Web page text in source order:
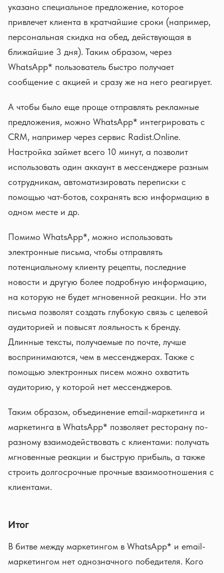
указано специальное предложение, которое
привлечет клиента в кратчайшие сроки (например,
персональная скидка на обед, действующая в
ближайшие 3 дня). Таким образом, через
WhatsApp* пользователь быстро получает
сообщение с акцией и сразу же на него реагирует.
А чтобы было еще проще отправлять рекламные
предложения, можно WhatsApp* интегрировать с
CRM, например через сервис Radist.Online.
Настройка займет всего 10 минут, а позволит
использовать один аккаунт в мессенджере разным
сотрудникам, автоматизировать переписки с
помощью чат-ботов, сохранять всю информацию в
одном месте и др.
Помимо WhatsApp*, можно использовать
электронные письма, чтобы отправлять
потенциальному клиенту рецепты, последние
новости и другую более подробную информацию,
на которую не будет мгновенной реакции. Но эти
письма позволят создать глубокую связь с целевой
аудиторией и повысят лояльность к бренду.
Длинные тексты, получаемые по почте, лучше
воспринимаются, чем в мессенджерах. Также с
помощью электронных писем можно охватить
аудиторию, у которой нет мессенджеров.
Таким образом, объединение email-маркетинга и
маркетинга в WhatsApp* позволяет ресторану по-
разному взаимодействовать с клиентами: получать
мгновенные реакции и быструю прибыль, а также
строить долгосрочные прочные взаимоотношения с
клиентами.
Итог
В битве между маркетингом в WhatsApp* и email-
маркетингом нет однозначного победителя. Кого